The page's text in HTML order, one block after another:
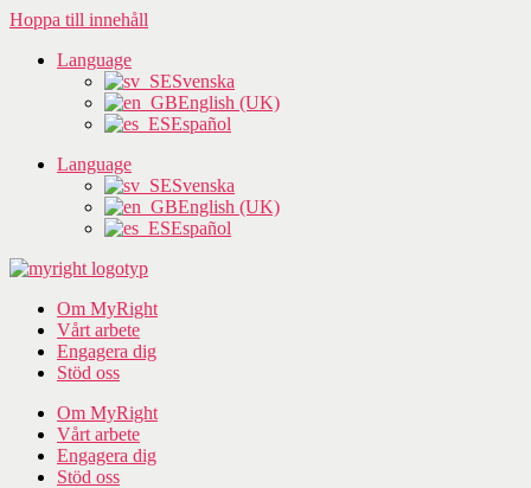
Hoppa till innehåll
Language
Svenska
English (UK)
Español
Language
Svenska
English (UK)
Español
Om MyRight
Vårt arbete
Engagera dig
Stöd oss
Om MyRight
Vårt arbete
Engagera dig
Stöd oss